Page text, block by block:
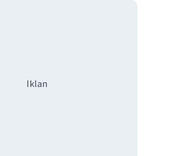
Iklan